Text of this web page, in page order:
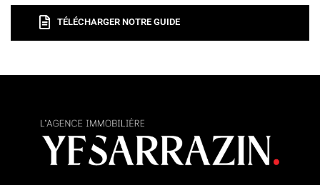
TÉLÉCHARGER NOTRE GUIDE